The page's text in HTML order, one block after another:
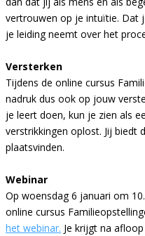
vertrouwen op je intuïtie. Dat
je leiding neemt over het
Versterken
Tijdens de online cursus
nadruk dus ook op jouw
je leert doen, kun je zien als
verstrikkingen oplost. Jij biedt
plaatsvinden.
Webinar
Op woensdag 6 januari om
online cursus
het webinar. Je krijgt na